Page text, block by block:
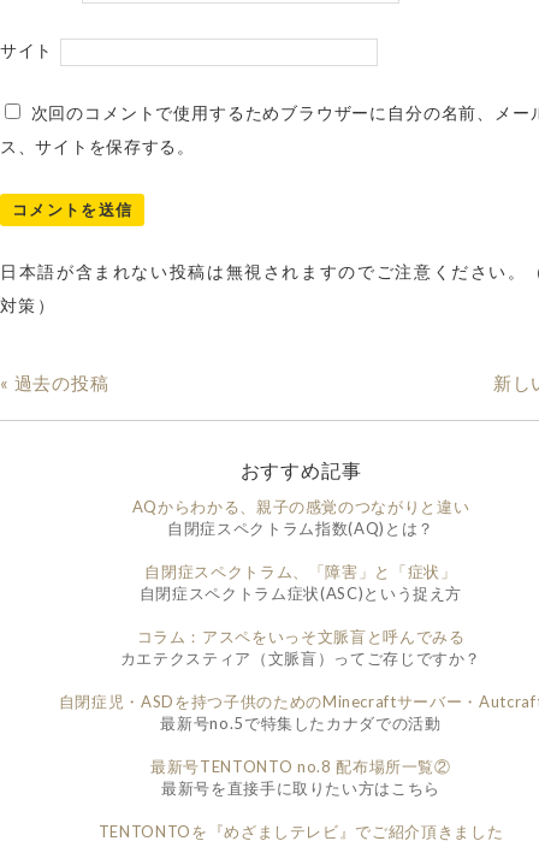
サイト
次回のコメントで使用するためブラウザーに自分の名前、メー
ス、サイトを保存する。
日本語が含まれない投稿は無視されますのでご注意ください。
対策）
« 過去の投稿 新し
おすすめ記事
AQからわかる、親子の感覚のつながりと違い
自閉症スペクトラム指数(AQ)とは？
自閉症スペクトラム、「障害」と「症状」
自閉症スペクトラム症状(ASC)という捉え方
コラム：アスペをいっそ文脈盲と呼んでみる
カエテクスティア（文脈盲）ってご存じですか？
自閉症児・ASDを持つ子供のためのMinecraftサーバー・
最新号no.5で特集したカナダでの活動
最新号TENTONTO no.8 配布場所一覧②
最新号を直接手に取りたい方はこちら
TENTONTOを『めざましテレビ』でご紹介頂きました